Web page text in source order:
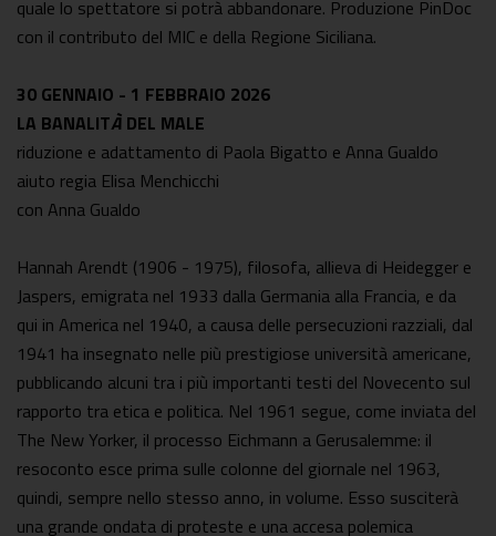
quale lo spettatore si potrà abbandonare. Produzione PinDoc
con il contributo del MIC e della Regione Siciliana.
30 GENNAIO - 1 FEBBRAIO 2026
LA BANALITÀ DEL MALE
riduzione e adattamento di Paola Bigatto e Anna Gualdo
aiuto regia Elisa Menchicchi
con Anna Gualdo
Hannah Arendt (1906 - 1975), filosofa, allieva di Heidegger e
Jaspers, emigrata nel 1933 dalla Germania alla Francia, e da
qui in America nel 1940, a causa delle persecuzioni razziali, dal
1941 ha insegnato nelle più prestigiose università americane,
pubblicando alcuni tra i più importanti testi del Novecento sul
rapporto tra etica e politica. Nel 1961 segue, come inviata del
The New Yorker, il processo Eichmann a Gerusalemme: il
resoconto esce prima sulle colonne del giornale nel 1963,
quindi, sempre nello stesso anno, in volume. Esso susciterà
una grande ondata di proteste e una accesa polemica